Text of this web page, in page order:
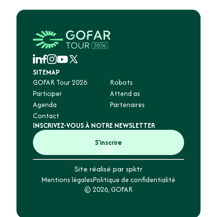
SITEMAP
GOFAR Tour 2026
Robots
Participer
Attend as
Agenda
Partenaires
Contact
INSCRIVEZ-VOUS À NOTRE NEWSLETTER
S'inscrire
Site réalisé par spktr
Mentions légalesPolitique de confidentialité
© 2026, GOFAR